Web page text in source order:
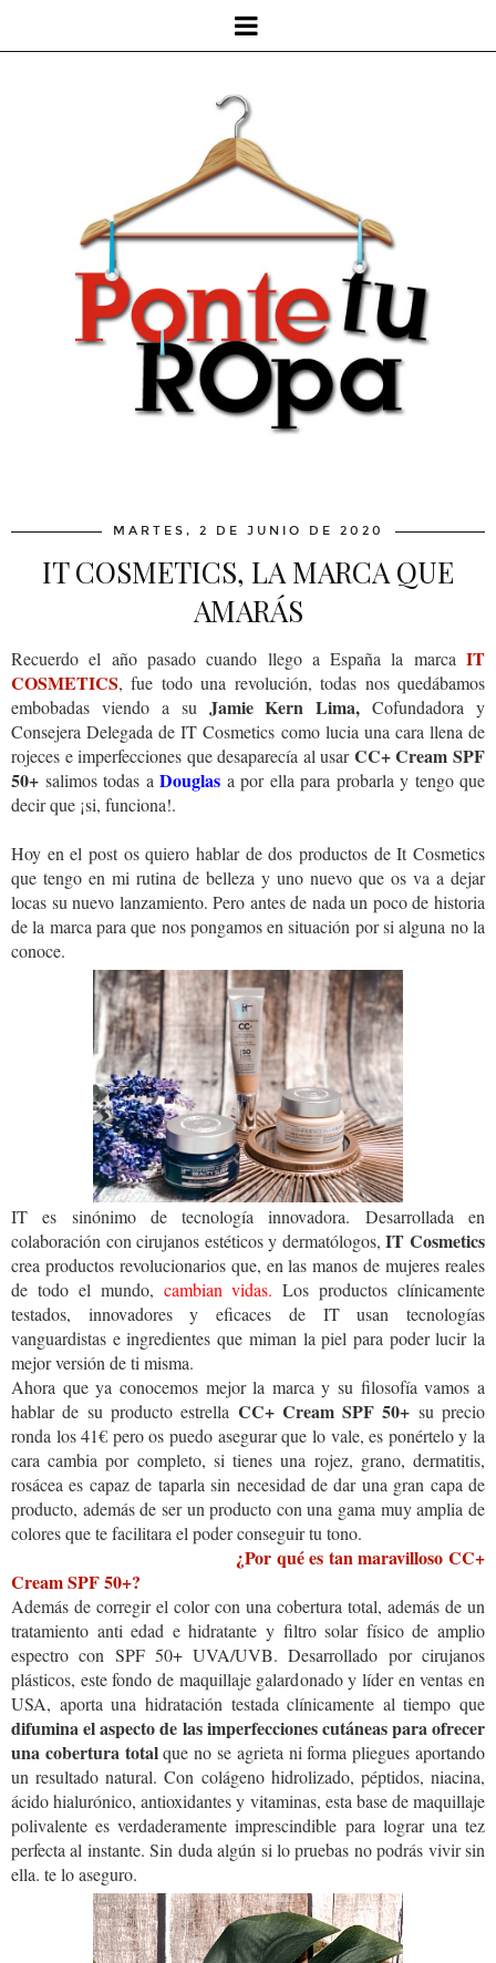
MARTES, 2 DE JUNIO DE 2020
IT COSMETICS, LA MARCA QUE
AMARÁS
Recuerdo el año pasado cuando llego a España la marca IT
COSMETICS, fue todo una revolución, todas nos quedábamos
embobadas viendo a su Jamie Kern Lima,Cofundadora y
Consejera Delegada de IT Cosmetics como lucia una cara llena de
rojeces e imperfecciones que desaparecía al usarCC+ Cream SPF
50+ salimos todas a Douglas a por ella para probarla y tengo que
decir que ¡si, funciona!.
Hoy en el post os quiero hablar de dos productos de It Cosmetics
que tengo en mi rutina de belleza y uno nuevo que os va a dejar
locas su nuevo lanzamiento. Pero antes de nada un poco de historia
de la marca para que nos pongamos en situación por si alguna no la
conoce.
IT es sinónimo de tecnología innovadora. Desarrollada en
colaboración con cirujanos estéticos y dermatólogos,IT Cosmetics
crea productos revolucionarios que, en las manos de mujeres reales
de todo el mundo, cambian vidas.Los productos clínicamente
testados, innovadores y eficaces de IT usan tecnologías
vanguardistas e ingredientes que miman la piel para poder lucir la
mejor versión de ti misma.
Ahora que ya conocemos mejor la marca y su filosofía vamos a
hablar de su producto estrella CC+ Cream SPF 50+ su precio
ronda los 41€ pero os puedo asegurar que lo vale, es ponértelo y la
cara cambia por completo, si tienes una rojez, grano, dermatitis,
rosácea es capaz de taparla sin necesidad de dar una gran capa de
producto, además de ser un producto con una gama muy amplia de
colores que te facilitara el poder conseguir tu tono.
¿Por qué es tan maravilloso CC+
Cream SPF 50+?
Además de corregir el color con una cobertura total, además de un
tratamiento anti edad e hidratante y filtro solar físico de amplio
espectro con SPF 50+ UVA/UVB. Desarrollado por cirujanos
plásticos, este fondo de maquillaje galardonado y líder en ventas en
USA, aporta una hidratación testada clínicamente al tiempo que
difumina el aspecto de las imperfecciones cutáneas para ofrecer
una cobertura totalque no se agrieta ni forma pliegues aportando
un resultado natural. Con colágeno hidrolizado, péptidos, niacina,
ácido hialurónico, antioxidantes y vitaminas, esta base de maquillaje
polivalente es verdaderamente imprescindible para lograr una tez
perfecta al instante. Sin duda algún si lo pruebas no podrás vivir sin
ella. te lo aseguro.